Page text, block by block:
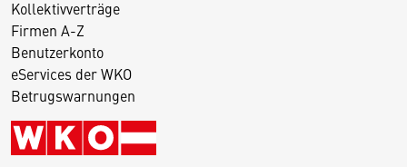
Kollektivverträge
Firmen A-Z
Benutzerkonto
eServices der WKO
Betrugswarnungen